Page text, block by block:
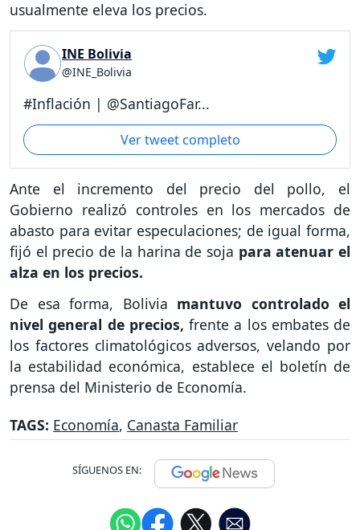
usualmente eleva los precios.
INE Bolivia
@INE_Bolivia
#Inflación | @SantiagoFar...
Ver tweet completo
Ante el incremento del precio del pollo, el
Gobierno realizó controles en los mercados de
abasto para evitar especulaciones; de igual forma,
fijó el precio de la harina de soja para atenuar el
alza en los precios.
De esa forma, Bolivia mantuvo controlado el
nivel general de precios, frente a los embates de
los factores climatológicos adversos, velando por
la estabilidad económica, establece el boletín de
prensa del Ministerio de Economía.
TAGS: Economía, Canasta Familiar
SÍGUENOS EN: